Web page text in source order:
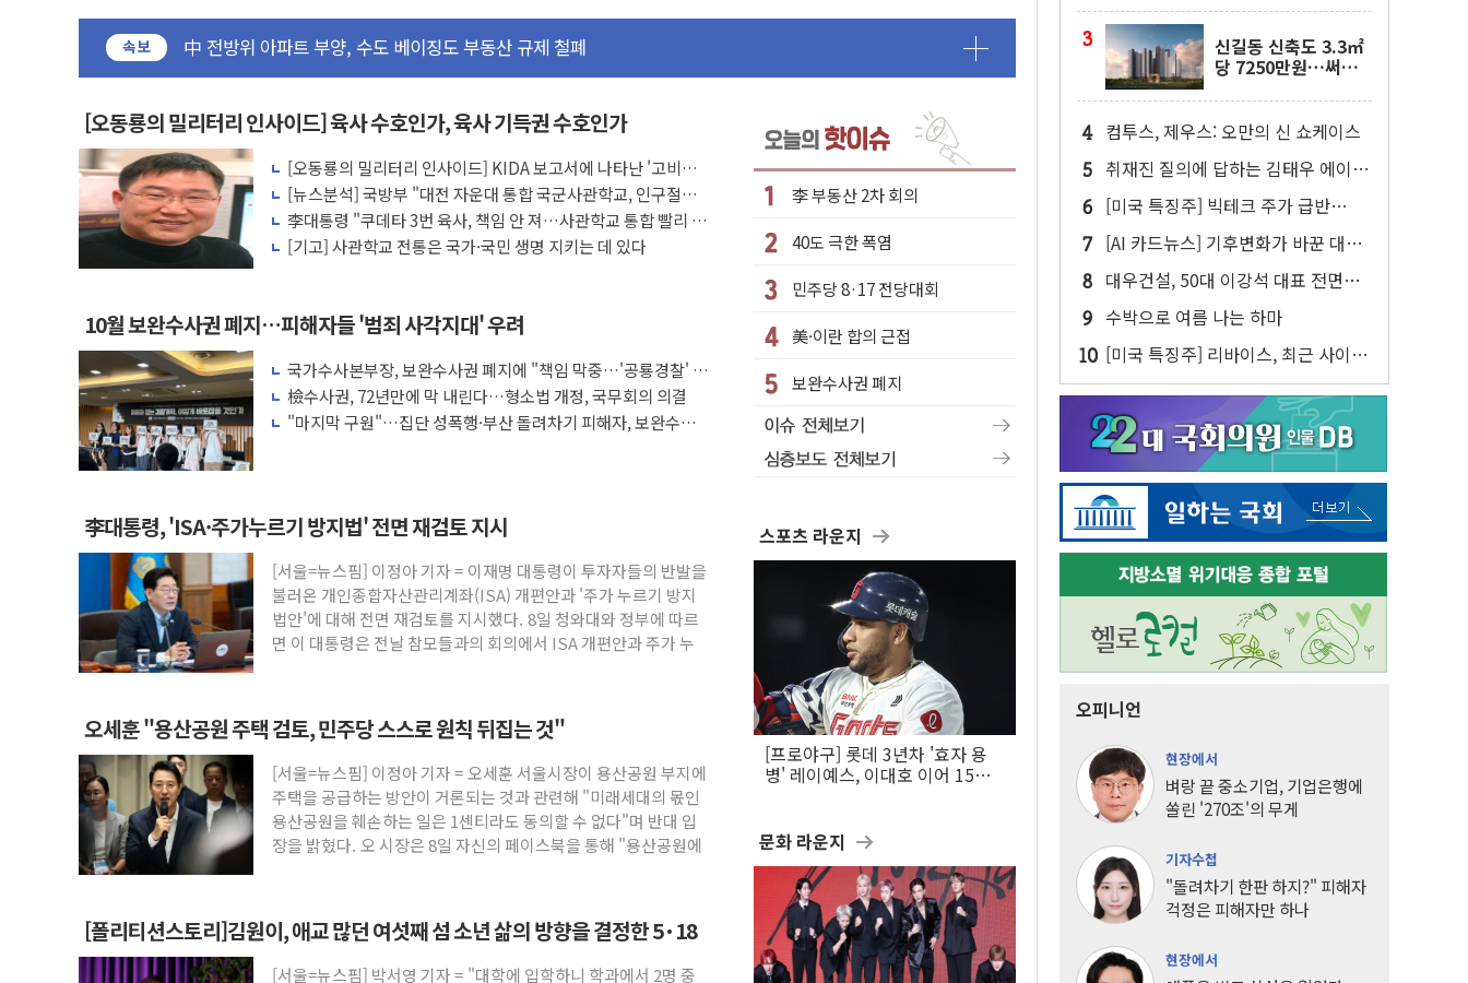
속보
中 전방위 아파트 부양, 수도 베이징도 부동산 규제 철폐
인제 용대리 계곡서 수위 상승으로 피서객 7명 고립…전원 구조
동해시, 11~14일 '별똥별 멍' 운영…페르세우스 유성우 관측
강원 중·남부 동해안 시간당 50mm 이상 폭우…호우경보 발효
청양 밭에서 일하던 90대 숨져…온열질환 여부 조사
폭염에 車 운전면허 기능시험 오전 집중 편성…체감온도 38도 넘으면 중단
李대통령, 'ISA·주가누르기 방지법' 전면 재검토 지시
'호우 특보' 경북 울진 시간당 20~30mm 강한 비...가뭄 해소될 듯
주말 무더위·열대야 지속…내륙 곳곳 소나기
오세훈 "용산공원 주택 검토, 민주당 스스로 원칙 뒤집는 것"
충북 주말 무더위 지속…청주·진천 35도, 곳곳 소나기
10월 보완수사권 폐지·공소청 출범…피해자들 '범죄 사각지대' 우려
한상협, 업계 개인정보 보안 새판 짠다…'자율규제단체' 타진
민주당, 오늘 제주·인천 경선 발표...김민석 '재역전' vs 정청래 '격차 확대'
뉴욕증시, 고용 쇼크에 금리 인상 우려 후퇴…S&P500 최고치
유럽증시, 美 고용 예상 밖 부진에 연준 금리 인상 가능성 낮아지며 상승… STOXX 600 지수는 나흘 연속
미 연준 매파 기세 꺾이나…고용 감소에 9월 동결 전망 우세
[오동룡의 밀리터리 인사이드] 육사 수호인가, 육사 기득권 수호인가
[오동룡의 밀리터리 인사이드] KIDA 보고서에 나타난 '고비용
저효율' 사관생도 양성의 '민낯'
[뉴스분석] 국방부 "대전 자운대 통합 국군사관학교, 인구절벽·
미래전·전작권·합동성 대응 구조개혁"
李대통령 "쿠데타 3번 육사, 책임 안 져…사관학교 통합 빨리 하
라"
[기고] 사관학교 전통은 국가·국민 생명 지키는 데 있다
10월 보완수사권 폐지…피해자들 '범죄 사각지대' 우려
국가수사본부장, 보완수사권 폐지에 "책임 막중…'공룡경찰' 우
려 해소"
檢수사권, 72년만에 막 내린다…형소법 개정, 국무회의 의결
"마지막 구원"…집단 성폭행·부산 돌려차기 피해자, 보완수사
李대통령, 'ISA·주가누르기 방지법' 전면 재검토 지시
[서울=뉴스핌] 이정아 기자 = 이재명 대통령이 투자자들의 반발을
불러온 개인종합자산관리계좌(ISA) 개편안과 '주가 누르기 방지
법안'에 대해 전면 재검토를 지시했다. 8일 청와대와 정부에 따르
면 이 대통령은 전날 참모들과의 회의에서 ISA 개편안과 주가 누
오세훈 "용산공원 주택 검토, 민주당 스스로 원칙 뒤집는 것"
[서울=뉴스핌] 이정아 기자 = 오세훈 서울시장이 용산공원 부지에
주택을 공급하는 방안이 거론되는 것과 관련해 "미래세대의 몫인
용산공원을 훼손하는 일은 1센티라도 동의할 수 없다"며 반대 입
장을 밝혔다. 오 시장은 8일 자신의 페이스북을 통해 "용산공원에
[폴리티션스토리]김원이, 애교 많던 여섯째 섬 소년 삶의 방향을 결정한 5·18
[서울=뉴스핌] 박서영 기자 = "대학에 입학하니 학과에서 2명 중
李 부동산 2차 회의
40도 극한 폭염
민주당 8·17 전당대회
美·이란 합의 근접
보완수사권 폐지
스포츠 라운지
[프로야구] 롯데 3년차 '효자 용
병' 레이예스, 이대호 이어 15년
문화 라운지
"전수 조사"
신길동 신축도 3.3㎡
당 7250만원…써밋
원대
컴투스, 제우스: 오만의 신 쇼케이스
취재진 질의에 답하는 김태우 에이버
튼 CD
[미국 특징주] 빅테크 주가 급반
등...AI 불안 잦아들고 낙관론 되살아
나
[AI 카드뉴스] 기후변화가 바꾼 대한
민국 여름
대우건설, 50대 이강석 대표 전면
에...임원·조직 대대적 개편 예고
수박으로 여름 나는 하마
[미국 특징주] 리바이스, 최근 사이버
공격 물결 속 보안 침해 사실 공개
오피니언
현장에서
벼랑 끝 중소기업, 기업은행에
쏠린 '270조'의 무게
기자수첩
"돌려차기 한판 하지?" 피해자
걱정은 피해자만 하나
현장에서